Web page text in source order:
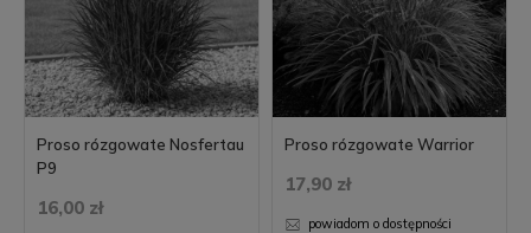
Proso rózgowate Nosfertau
P9
16,00 zł
Proso rózgowate Warrior
17,90 zł
powiadom o dostępności